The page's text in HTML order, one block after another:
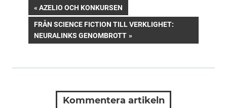
Inläggsnavigering
PREVIOUS
POST:
AZELIO OCH KONKURSEN
NEXT
POST:
FRÅN SCIENCE FICTION TILL VERKLIGHET:
NEURALINKS GENOMBROTT
Kommentera artikeln